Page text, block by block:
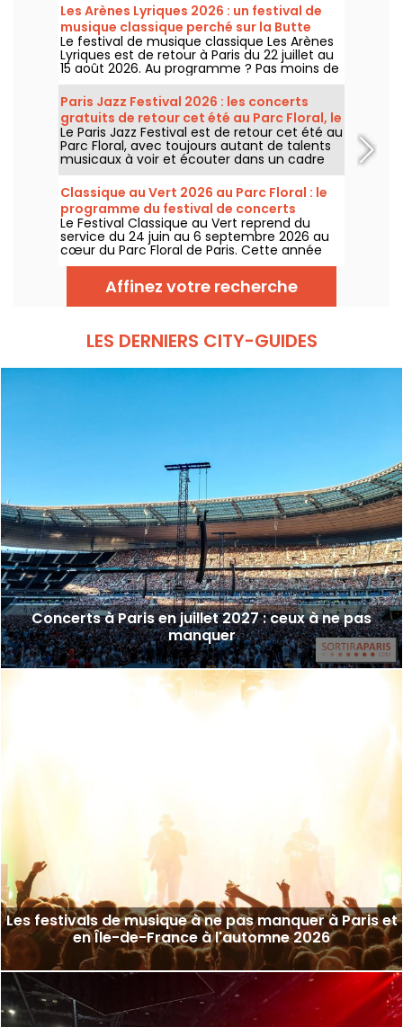
Les Arènes Lyriques 2026 : un festival de
musique classique perché sur la Butte
Montmartre
Le festival de musique classique Les Arènes
Lyriques est de retour à Paris du 22 juillet au
15 août 2026. Au programme ? Pas moins de
16 concerts donnés au sein des Arènes de
Montmartre, un cadre idyllique pour écouter
les grands classiques.
Paris Jazz Festival 2026 : les concerts
gratuits de retour cet été au Parc Floral, le
programme
Le Paris Jazz Festival est de retour cet été au
Parc Floral, avec toujours autant de talents
musicaux à voir et écouter dans un cadre
bucolique. Voici le programme des concerts
gratuits à découvrir du 24 juin au 6
septembre 2026 !
Classique au Vert 2026 au Parc Floral : le
programme du festival de concerts
gratuits
Le Festival Classique au Vert reprend du
service du 24 juin au 6 septembre 2026 au
cœur du Parc Floral de Paris. Cette année
encore, Classique au Vert invite les
mélomanes et les néophytes à prendre du
bon tempo et du beau temps auprès
d’artistes reconnus et en devenir.
Affinez votre recherche
LES DERNIERS CITY-GUIDES
Concerts à Paris en juillet 2027 : ceux à ne pas
manquer
Les festivals de musique à ne pas manquer à Paris et
en Île-de-France à l'automne 2026